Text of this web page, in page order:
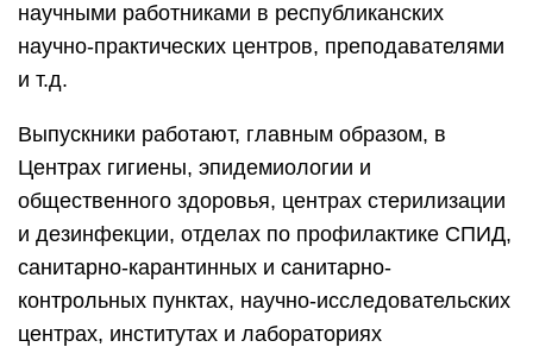
научными работниками в республиканских
научно-практических центров, преподавателями
и т.д.
Выпускники работают, главным образом, в
Центрах гигиены, эпидемиологии и
общественного здоровья, центрах стерилизации
и дезинфекции, отделах по профилактике СПИД,
санитарно-карантинных и санитарно-
контрольных пунктах, научно-исследовательских
центрах, институтах и лабораториях